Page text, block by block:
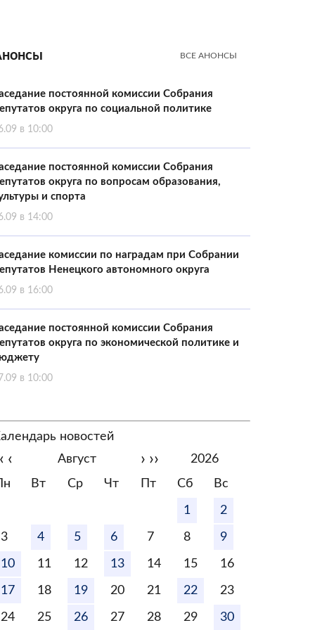
ВСЕ АНОНСЫ
постоянной комиссии Собрания
округа по социальной политике
в 10:00
постоянной комиссии Собрания
округа по вопросам образования,
и спорта
в 14:00
комиссии по наградам при Собрании
Ненецкого автономного округа
в 16:00
постоянной комиссии Собрания
округа по экономической политике и
в 10:00
новостей
‹ Август › ››
2026
Вт Ср Чт Пт Сб Вс
1 2
3 4 5 6 7 8 9
10 11 12 13 14 15 16
17 18 19 20 21 22 23
24 25 26 27 28 29 30